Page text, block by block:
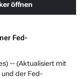
öffnen
Fed-
-- (Aktualisiert mit
der Fed-